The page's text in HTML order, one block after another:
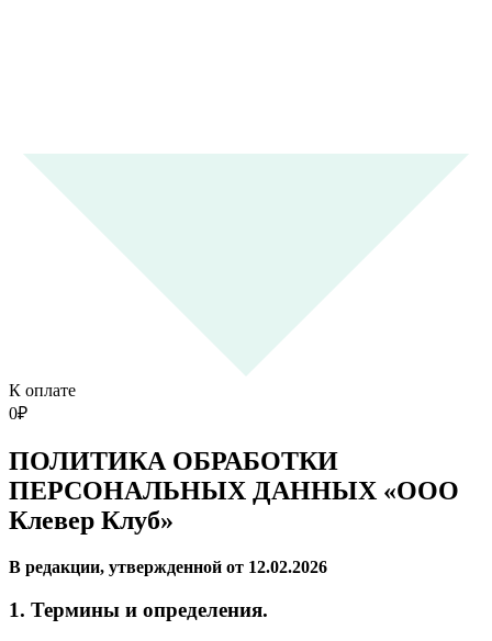
К оплате
0₽
ПОЛИТИКА ОБРАБОТКИ
ПЕРСОНАЛЬНЫХ ДАННЫХ «ООО
Клевер Клуб»
В редакции, утвержденной от 12.02.2026
1. Термины и определения.